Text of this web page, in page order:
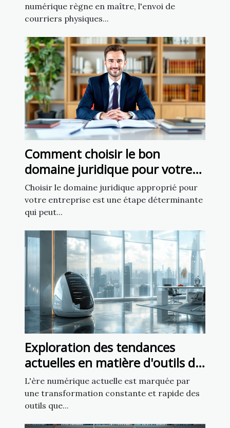
numérique règne en maître, l'envoi de
courriers physiques...
Comment choisir le bon
domaine juridique pour votre
affaire
Choisir le domaine juridique approprié pour
votre entreprise est une étape déterminante
qui peut...
Exploration des tendances
actuelles en matière d'outils de
création de sites web
L'ère numérique actuelle est marquée par
une transformation constante et rapide des
outils que...